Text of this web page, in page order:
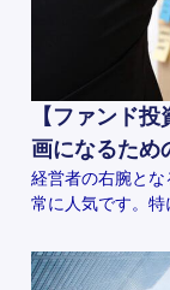
【ファンド
画になるため
経営者の右腕と
常に人気です。